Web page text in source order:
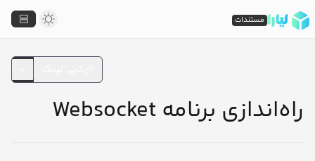
راه‌اندازی برنامه Websocket
مستندات